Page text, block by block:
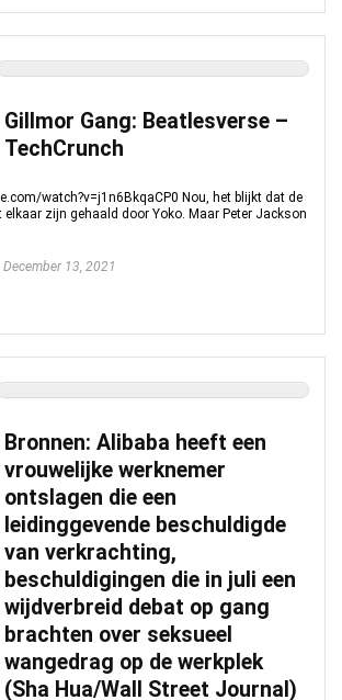
Gillmor Gang: Beatlesverse –
TechCrunch
watch?v=j1n6BkqaCP0 Nou, het blijkt dat de
elkaar zijn gehaald door Yoko. Maar Peter Jackson
December 13, 2021
Bronnen: Alibaba heeft een
vrouwelijke werknemer
ontslagen die een
leidinggevende beschuldigde
van verkrachting,
beschuldigingen die in juli een
wijdverbreid debat op gang
brachten over seksueel
wangedrag op de werkplek
(Sha Hua/Wall Street Journal)